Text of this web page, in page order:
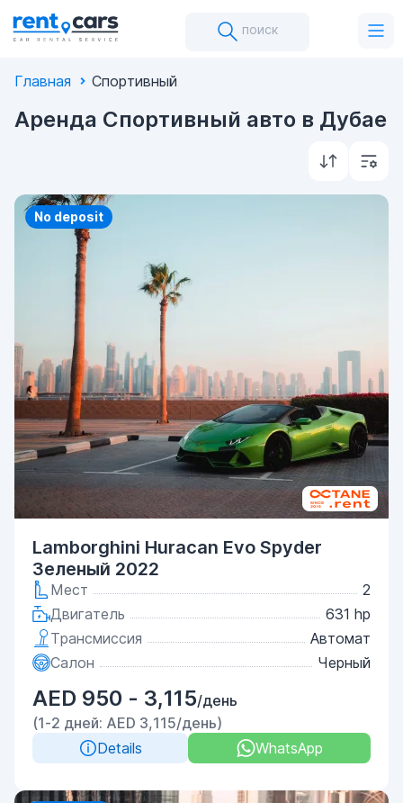
поиск
Главная Спортивный
Аренда Спортивный авто в Дубае
Priority
No deposit
Lamborghini Huracan Evo Spyder
Зеленый 2022
Мест
2
Двигатель
631 hp
Трансмиссия
Автомат
Салон
Черный
AED 950 - 3,115/день
(1-2 дней: AED 3,115/день)
Details
WhatsApp